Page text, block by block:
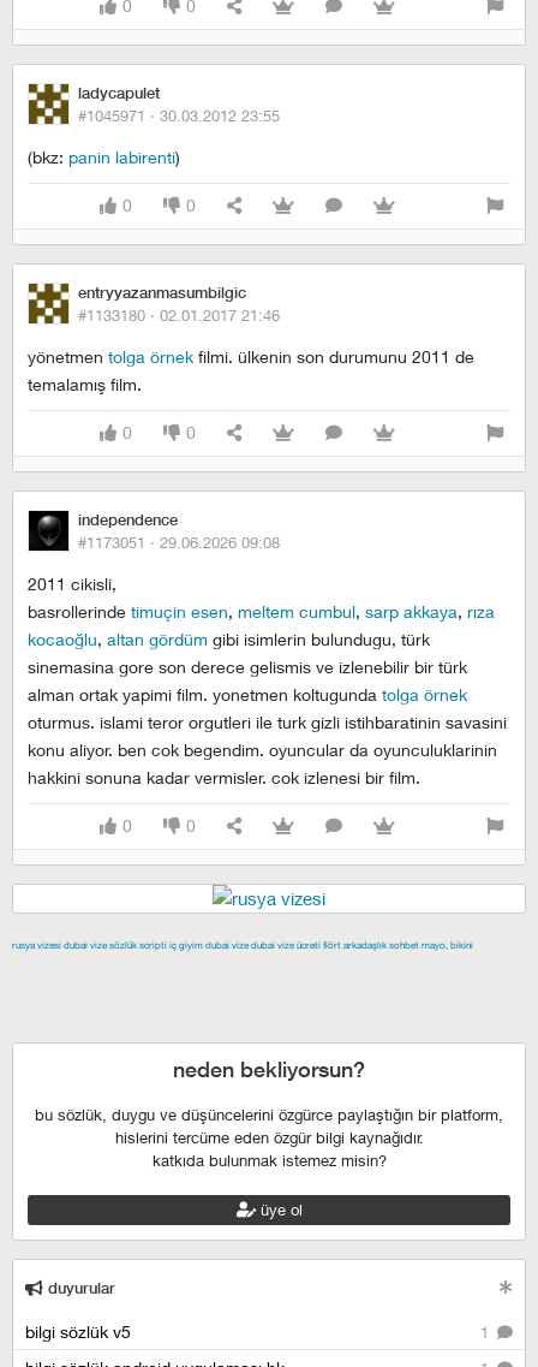
0 0
ladycapulet
#1045971 · 30.03.2012 23:55
(bkz: panin labirenti)
0 0
entryyazanmasumbilgic
#1133180 · 02.01.2017 21:46
yönetmen tolga örnek filmi. ülkenin son durumunu 2011 de
temalamış film.
0 0
independence
#1173051 · 29.06.2026 09:08
2011 cikisli,
basrollerinde timuçin esen, meltem cumbul, sarp akkaya, rıza
kocaoğlu, altan gördüm gibi isimlerin bulundugu, türk
sinemasina gore son derece gelismis ve izlenebilir bir türk
alman ortak yapimi film. yonetmen koltugunda tolga örnek
oturmus. islami teror orgutleri ile turk gizli istihbaratinin savasini
konu aliyor. ben cok begendim. oyuncular da oyunculuklarinin
hakkini sonuna kadar vermisler. cok izlenesi bir film.
0 0
rusya vizesi dubai vize sözlük scripti iç giyim dubai vize dubai vize ücreti flört arkadaşlık sohbet mayo, bikini
neden bekliyorsun?
bu sözlük, duygu ve düşüncelerini özgürce paylaştığın bir platform,
hislerini tercüme eden özgür bilgi kaynağıdır.
katkıda bulunmak istemez misin?
üye ol
duyurular
1
bilgi sözlük v5